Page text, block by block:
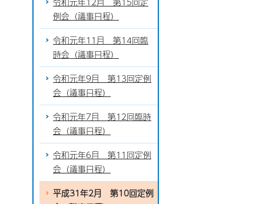
例会（議事日程）
令和元年11月 第14回臨
時会（議事日程）
令和元年9月 第13回定例
会（議事日程）
令和元年7月 第12回臨時
会（議事日程）
令和元年6月 第11回定例
会（議事日程）
平成31年2月 第10回定例